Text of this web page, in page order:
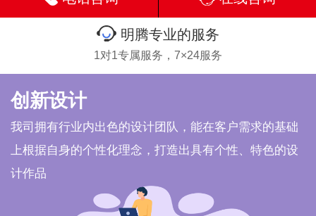
明腾专业的服务
1对1专属服务，7×24服务
创新设计
我司拥有行业内出色的设计团队，能在客户需求的基础
上根据自身的个性化理念，打造出具有个性、特色的设
计作品